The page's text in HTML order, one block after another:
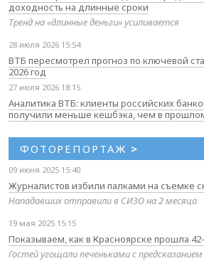
доходность на длинные сроки
Тренд на «длинные деньги» усиливается
28 июля 2026 15:54
ВТБ пересмотрел прогноз по ключевой
2026 год
27 июля 2026 18:15
Аналитика ВТБ: клиенты российских
получили меньше кешбэка, чем в
ФОТОРЕПОРТАЖ >
09 июня 2025 15:40
Журналистов избили палками на съемке
Нападавших отправили в СИЗО на 2 месяца
19 мая 2025 15:15
Показываем, как в Красноярске прошла
Гостей угощали печеньками с предсказанием